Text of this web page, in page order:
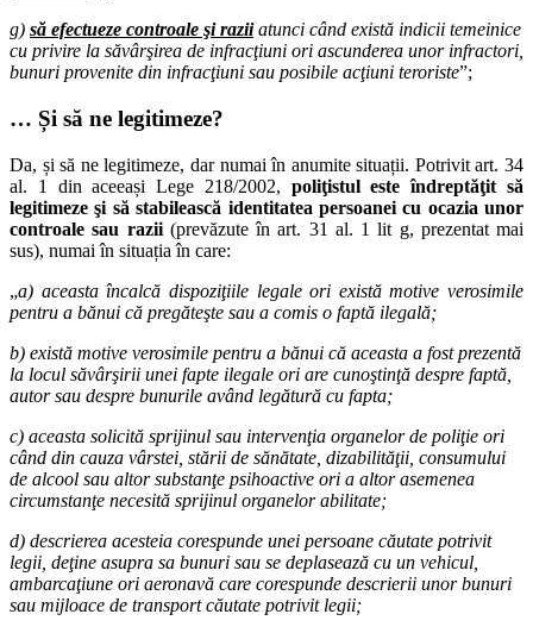
g) să efectueze controale şi raziiatunci când există indicii temeinice
cu privire la săvârşirea de infracţiuni ori ascunderea unor infractori,
bunuri provenite din infracţiuni sau posibile acţiuni teroriste”;
… Și să ne legitimeze?
Da, și să ne legitimeze, dar numai în anumite situații. Potrivit art. 34
al. 1 din aceeași Lege 218/2002, poliţistul este îndreptăţit să
legitimeze şi să stabilească identitatea persoanei cu ocazia unor
controale sau razii(prevăzute în art. 31 al. 1 lit g, prezentat mai
sus), numai în situația în care:
„a) aceasta încalcă dispoziţiile legale ori există motive verosimile
pentru a bănui că pregăteşte sau a comis o faptă ilegală;
b) există motive verosimile pentru a bănui că aceasta a fost prezentă
la locul săvârşirii unei fapte ilegale ori are cunoştinţă despre faptă,
autor sau despre bunurile având legătură cu fapta;
c) aceasta solicită sprijinul sau intervenţia organelor de poliţie ori
când din cauza vârstei, stării de sănătate, dizabilităţii, consumului
de alcool sau altor substanţe psihoactive ori a altor asemenea
circumstanţe necesită sprijinul organelor abilitate;
d) descrierea acesteia corespunde unei persoane căutate potrivit
legii, deţine asupra sa bunuri sau se deplasează cu un vehicul,
ambarcaţiune ori aeronavă care corespunde descrierii unor bunuri
sau mijloace de transport căutate potrivit legii;